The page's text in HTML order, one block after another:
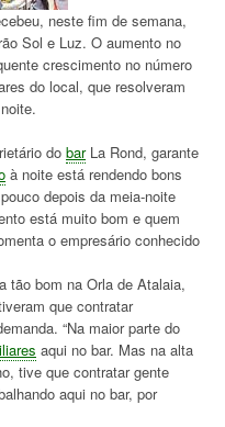
neste fim de semana,
Sol e Luz. O aumento no
crescimento no número
do local, que resolveram
do barLa Rond, garante
à noite está rendendo bons
depois da meia-noite
está muito bom e quem
o empresário conhecido
tão bom na Orla de Atalaia,
que contratar
“Na maior parte do
aqui no bar. Mas na alta
tive que contratar gente
aqui no bar, por